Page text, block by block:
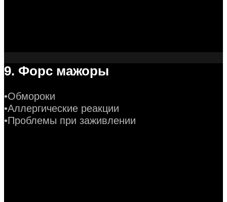
9. Форс мажоры
•Обмороки
•Аллергические реакции
•Проблемы при заживлении